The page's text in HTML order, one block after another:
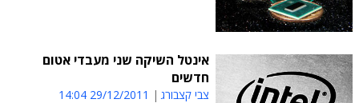
אינטל השיקה שני מעבדי אטום
חדשים
צבי קצבורג 29/12/2011 14:04